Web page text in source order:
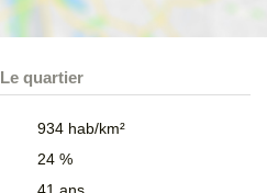
Le quartier
934 hab/km²
24 %
41 ans